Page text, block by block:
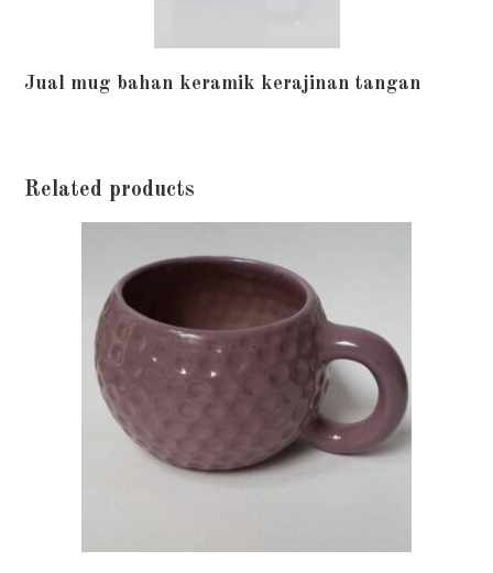
Jual mug bahan keramik kerajinan tangan
Related products